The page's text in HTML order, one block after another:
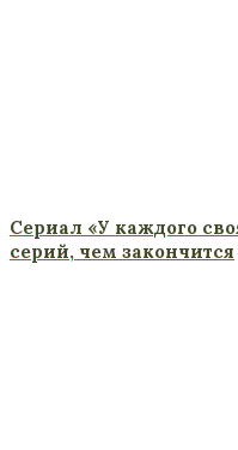
Сериал «У каждого
серий, чем закончится